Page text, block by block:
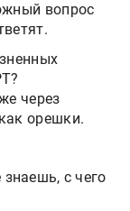
вопрос
через
орешки.
с чего